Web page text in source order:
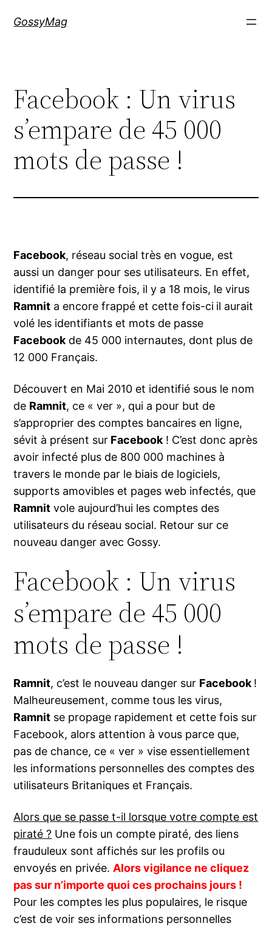
GossyMag
Facebook : Un virus
s’empare de 45 000
mots de passe !
Facebook, réseau social très en vogue, est
aussi un danger pour ses utilisateurs. En effet,
identifié la première fois, il y a 18 mois, le virus
Ramnit a encore frappé et cette fois-ci il aurait
volé les identifiants et mots de passe
Facebookde 45 000 internautes, dont plus de
12 000 Français.
Découvert en Mai 2010 et identifié sous le nom
de Ramnit, ce « ver », qui a pour but de
s’approprier des comptes bancaires en ligne,
sévit à présent sur Facebook! C’est donc après
avoir infecté plus de 800 000 machines à
travers le monde par le biais de logiciels,
supports amovibles et pages web infectés, que
Ramnit vole aujourd’hui les comptes des
utilisateurs du réseau social. Retour sur ce
nouveau danger avec Gossy.
Facebook : Un virus
s’empare de 45 000
mots de passe !
Ramnit, c’est le nouveau danger sur Facebook!
Malheureusement, comme tous les virus,
Ramnit se propage rapidement et cette fois sur
Facebook, alors attention à vous parce que,
pas de chance, ce « ver » vise essentiellement
les informations personnelles des comptes des
utilisateurs Britaniques et Français.
Alors que se passe t-il lorsque votre compte est
piraté ? Une fois un compte piraté, des liens
frauduleux sont affichés sur les profils ou
envoyés en privée.Alors vigilance ne cliquez
pas sur n’importe quoi ces prochains jours !
Pour les comptes les plus populaires, le risque
c’est de voir ses informations personnelles